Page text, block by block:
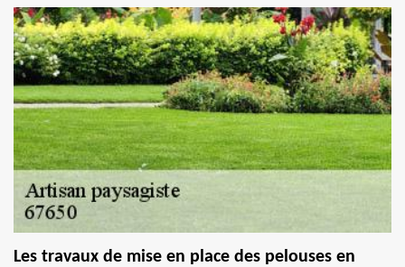
Les travaux de mise en place des pelouses en